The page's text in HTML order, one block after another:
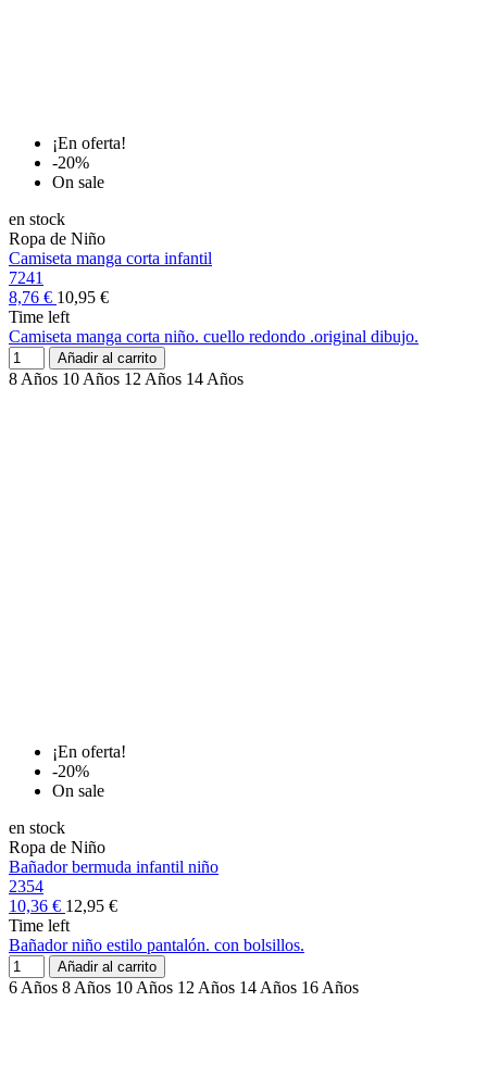
¡En oferta!
-20%
On sale
en stock
Ropa de Niño
Camiseta manga corta infantil
7241
8,76 € 10,95 €
Time left
Camiseta manga corta niño. cuello redondo .original dibujo.
Añadir al carrito
8 Años 10 Años 12 Años 14 Años
¡En oferta!
-20%
On sale
en stock
Ropa de Niño
Bañador bermuda infantil niño
2354
10,36 € 12,95 €
Time left
Bañador niño estilo pantalón. con bolsillos.
Añadir al carrito
6 Años 8 Años 10 Años 12 Años 14 Años 16 Años